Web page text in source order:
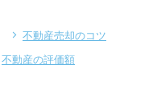
不動産売却のコツ
不動産の評価額